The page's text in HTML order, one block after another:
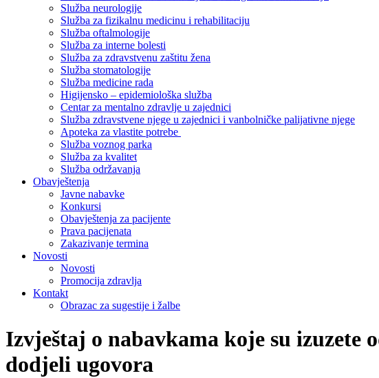
Služba neurologije
Služba za fizikalnu medicinu i rehabilitaciju
Služba oftalmologije
Služba za interne bolesti
Služba za zdravstvenu zaštitu žena
Služba stomatologije
Služba medicine rada
Higijensko – epidemiološka služba
Centar za mentalno zdravlje u zajednici
Služba zdravstvene njege u zajednici i vanbolničke palijativne njege
Apoteka za vlastite potrebe
Služba voznog parka
Služba za kvalitet
Služba održavanja
Obavještenja
Javne nabavke
Konkursi
Obavještenja za pacijente
Prava pacijenata
Zakazivanje termina
Novosti
Novosti
Promocija zdravlja
Kontakt
Obrazac za sugestije i žalbe
Izvještaj o nabavkama koje su izuzete
dodjeli ugovora